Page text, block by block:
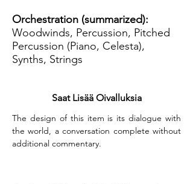
Orchestration (summarized):
Woodwinds, Percussion, Pitched
Percussion (Piano, Celesta),
Synths, Strings
Saat Lisää Oivalluksia
The design of this item is its dialogue with
the world, a conversation complete without
additional commentary.